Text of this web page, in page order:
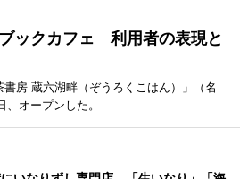
ックカフェ 利用者の表現と
房 蔵六湖畔（ぞうろくこはん）」（名
オープンした。